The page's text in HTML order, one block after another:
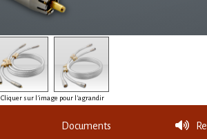
Cliquer sur l'image pour l'agrandir
Documents